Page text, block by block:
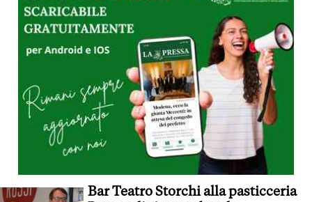
Bar Teatro Storchi alla pasticceria